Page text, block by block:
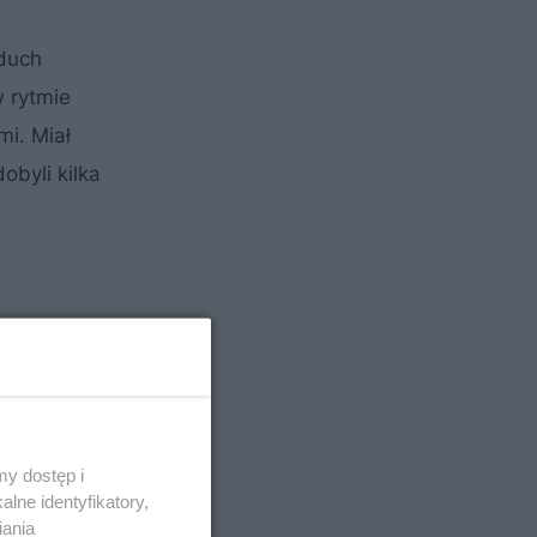
rytmie
Miał
kilka
dostęp i
identyfikatory,